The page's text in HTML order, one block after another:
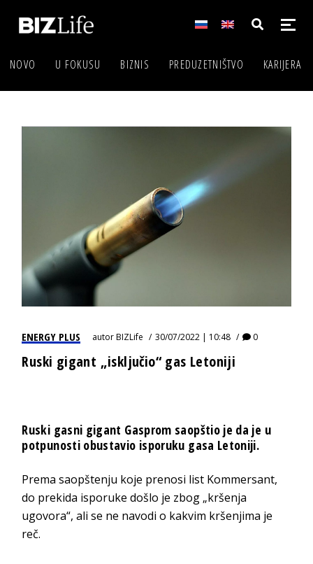
NOVO U FOKUSU BIZNIS PREDUZETNIŠTVO KARIJERA
ENERGY PLUS autorBIZLife 30/07/2022 | 10:48 0
Ruski gigant „isključio“ gas Letoniji
Ruski gasni gigant Gasprom saopštio je da je u
potpunosti obustavio isporuku gasa Letoniji.
Prema saopštenju koje prenosi list Kommersant,
do prekida isporuke došlo je zbog „kršenja
ugovora“, ali se ne navodi o kakvim kršenjima je
reč.